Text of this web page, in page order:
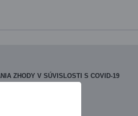
ZHODY V SÚVISLOSTI S COVID-19